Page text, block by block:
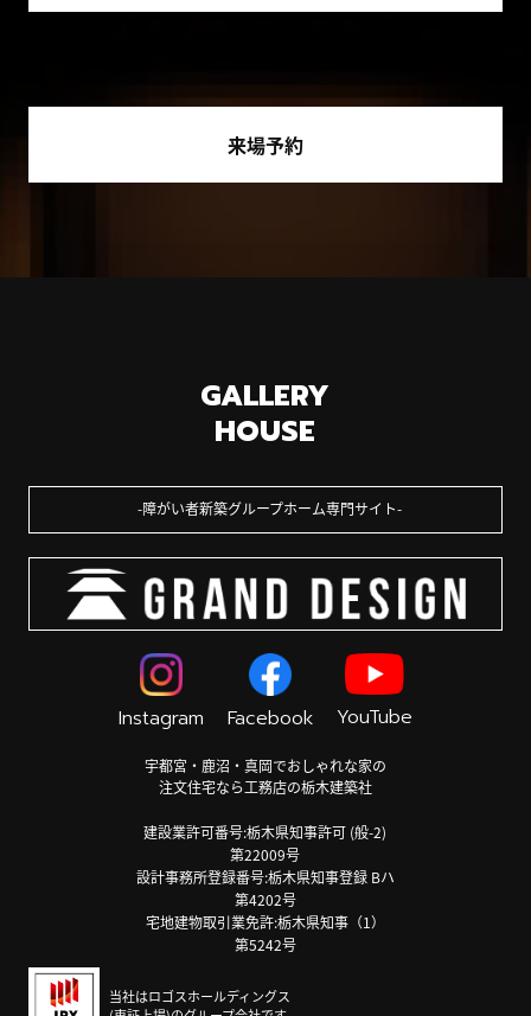
来場予約
GALLERY
HOUSE
障がい者新築グループホーム専門サイト
Instagram Facebook YouTube
宇都宮・鹿沼・真岡でおしゃれな家の
注文住宅なら工務店の栃木建築社
建設業許可番号:栃木県知事許可 (般-2)
第22009号
設計事務所登録番号:栃木県知事登録 Bハ
第4202号
宅地建物取引業免許:栃木県知事（1）
第5242号
当社はロゴスホールディングス